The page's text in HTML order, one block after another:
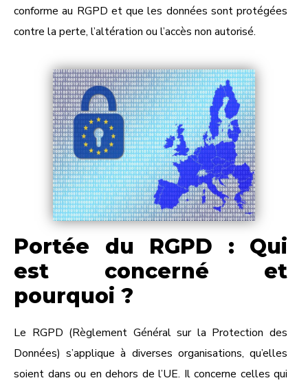
conforme au RGPD et que les données sont protégées
contre la perte, l’altération ou l’accès non autorisé.
Portée du RGPD : Qui
est concerné et
pourquoi ?
Le RGPD (Règlement Général sur la Protection des
Données) s’applique à diverses organisations, qu’elles
soient dans ou en dehors de l’UE. Il concerne celles qui